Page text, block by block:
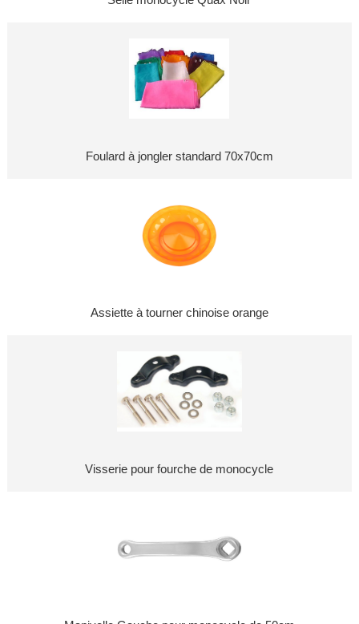
Foulard à jongler standard 70x70cm
Assiette à tourner chinoise orange
Visserie pour fourche de monocycle